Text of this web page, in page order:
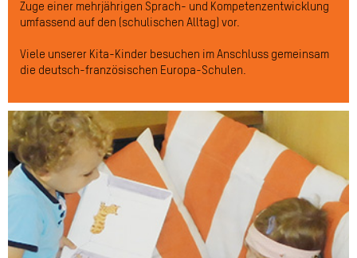
Zuge einer mehrjährigen Sprach- und Kompetenzentwicklung
umfassend auf den (schulischen Alltag) vor.
Viele unserer Kita-Kinder besuchen im Anschluss gemeinsam
die deutsch-französischen Europa-Schulen.